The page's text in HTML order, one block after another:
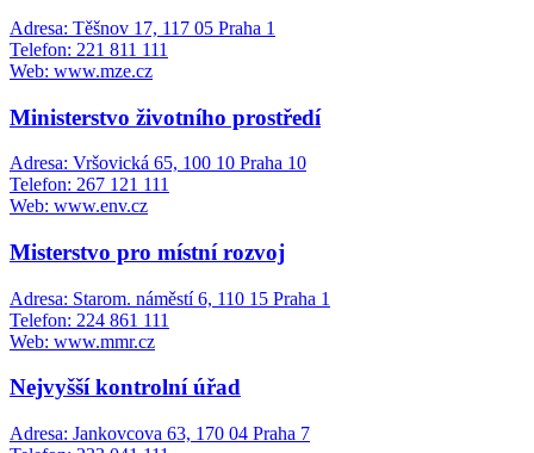
Adresa: Těšnov 17, 117 05 Praha 1
Telefon: 221 811 111
Web: www.mze.cz
Ministerstvo životního prostředí
Adresa: Vršovická 65, 100 10 Praha 10
Telefon: 267 121 111
Web: www.env.cz
Misterstvo pro místní rozvoj
Adresa: Starom. náměstí 6, 110 15 Praha 1
Telefon: 224 861 111
Web: www.mmr.cz
Nejvyšší kontrolní úřad
Adresa: Jankovcova 63, 170 04 Praha 7